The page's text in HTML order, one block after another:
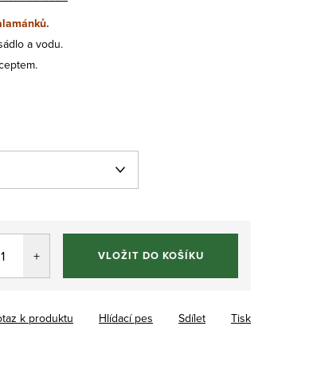
a vodu.
VLOŽIT DO KOŠÍKU
Tisk
k produktu Hlídací pes Sdílet